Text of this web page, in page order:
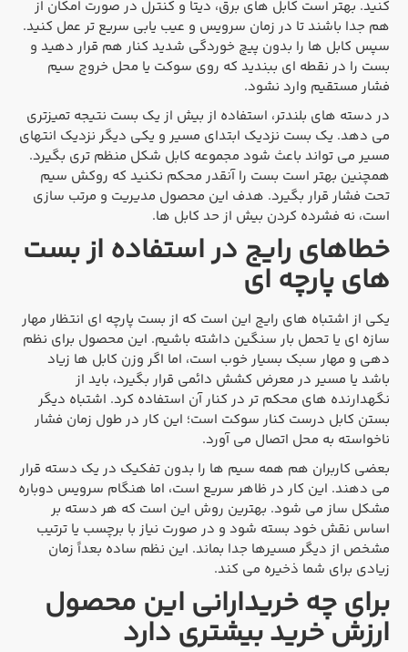
کنید. بهتر است کابل های برق، دیتا و کنترل در صورت امکان از
هم جدا باشند تا در زمان سرویس و عیب یابی سریع تر عمل کنید.
سپس کابل ها را بدون پیچ خوردگی شدید کنار هم قرار دهید و
بست را در نقطه ای ببندید که روی سوکت یا محل خروج سیم
فشار مستقیم وارد نشود.
در دسته های بلندتر، استفاده از بیش از یک بست نتیجه تمیزتری
می دهد. یک بست نزدیک ابتدای مسیر و یکی دیگر نزدیک انتهای
مسیر می تواند باعث شود مجموعه کابل شکل منظم تری بگیرد.
همچنین بهتر است بست را آنقدر محکم نکنید که روکش سیم
تحت فشار قرار بگیرد. هدف این محصول مدیریت و مرتب سازی
است، نه فشرده کردن بیش از حد کابل ها.
خطاهای رایج در استفاده از بست
های پارچه ای
یکی از اشتباه های رایج این است که از بست پارچه ای انتظار مهار
سازه ای یا تحمل بار سنگین داشته باشیم. این محصول برای نظم
دهی و مهار سبک بسیار خوب است، اما اگر وزن کابل ها زیاد
باشد یا مسیر در معرض کشش دائمی قرار بگیرد، باید از
نگهدارنده های محکم تر در کنار آن استفاده کرد. اشتباه دیگر
بستن کابل درست کنار سوکت است؛ این کار در طول زمان فشار
ناخواسته به محل اتصال می آورد.
بعضی کاربران هم همه سیم ها را بدون تفکیک در یک دسته قرار
می دهند. این کار در ظاهر سریع است، اما هنگام سرویس دوباره
مشکل ساز می شود. بهترین روش این است که هر دسته بر
اساس نقش خود بسته شود و در صورت نیاز با برچسب یا ترتیب
مشخص از دیگر مسیرها جدا بماند. این نظم ساده بعداً زمان
زیادی برای شما ذخیره می کند.
برای چه خریدارانی این محصول
ارزش خرید بیشتری دارد